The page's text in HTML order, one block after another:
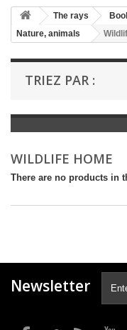
BOOKS : ARTS AND
BOOKS : LITERATURE
BOOKS : YOUTH
LIVRES ANCIENS AVANT
The rays
Nature, animals
TRIEZ PAR :
WILDLIFE HOME
There are no products in
Newsletter